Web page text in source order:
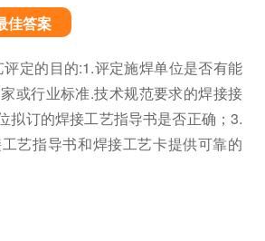
佳答案
定的目的:1.评定施焊单位是否有能
或行业标准.技术规范要求的焊接接
拟订的焊接工艺指导书是否正确；3.
艺指导书和焊接工艺卡提供可靠的